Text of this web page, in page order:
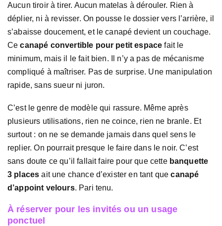
Aucun tiroir à tirer. Aucun matelas à dérouler. Rien à
déplier, ni à revisser. On pousse le dossier vers l’arrière, il
s’abaisse doucement, et le canapé devient un couchage.
Cecanapé convertible pour petit espace fait le
minimum, mais il le fait bien. Il n’y a pas de mécanisme
compliqué à maîtriser. Pas de surprise. Une manipulation
rapide, sans sueur ni juron.
C’est le genre de modèle qui rassure. Même après
plusieurs utilisations, rien ne coince, rien ne branle. Et
surtout : on ne se demande jamais dans quel sens le
replier. On pourrait presque le faire dans le noir. C’est
sans doute ce qu’il fallait faire pour que cette banquette
3 places ait une chance d’exister en tant quecanapé
d’appoint velours. Pari tenu.
À réserver pour les invités ou un usage
ponctuel